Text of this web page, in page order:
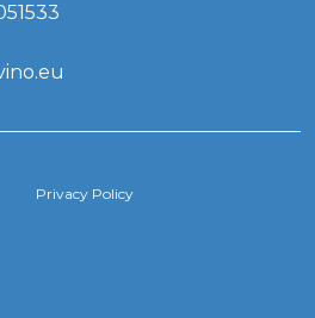
Privacy Policy